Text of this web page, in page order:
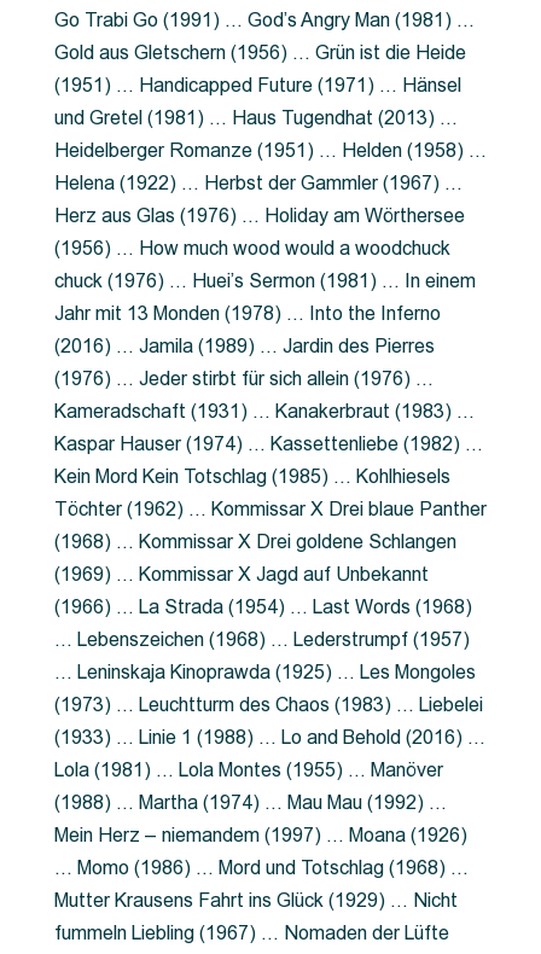
Go Trabi Go (1991) … God’s Angry Man (1981) …
Gold aus Gletschern (1956) … Grün ist die Heide
(1951) … Handicapped Future (1971) … Hänsel
und Gretel (1981) … Haus Tugendhat (2013) …
Heidelberger Romanze (1951) … Helden (1958) …
Helena (1922) … Herbst der Gammler (1967) …
Herz aus Glas (1976) … Holiday am Wörthersee
(1956) … How much wood would a woodchuck
chuck (1976) … Huei’s Sermon (1981) … In einem
Jahr mit 13 Monden (1978) … Into the Inferno
(2016) … Jamila (1989) … Jardin des Pierres
(1976) … Jeder stirbt für sich allein (1976) …
Kameradschaft (1931) … Kanakerbraut (1983) …
Kaspar Hauser (1974) … Kassettenliebe (1982) …
Kein Mord Kein Totschlag (1985) … Kohlhiesels
Töchter (1962) … Kommissar X Drei blaue Panther
(1968) … Kommissar X Drei goldene Schlangen
(1969) … Kommissar X Jagd auf Unbekannt
(1966) … La Strada (1954) … Last Words (1968)
… Lebenszeichen (1968) … Lederstrumpf (1957)
… Leninskaja Kinoprawda (1925) … Les Mongoles
(1973) … Leuchtturm des Chaos (1983) … Liebelei
(1933) … Linie 1 (1988) … Lo and Behold (2016) …
Lola (1981) … Lola Montes (1955) … Manöver
(1988) … Martha (1974) … Mau Mau (1992) …
Mein Herz – niemandem (1997) … Moana (1926)
… Momo (1986) … Mord und Totschlag (1968) …
Mutter Krausens Fahrt ins Glück (1929) … Nicht
fummeln Liebling (1967) … Nomaden der Lüfte